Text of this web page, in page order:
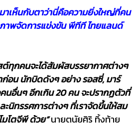
าเห็นกับตาว่านี่คือความยิ่งใหญ่ที่คน
าพจัดการแข่งขัน พีทีที ไทยแลนด์​
ต์ทุกคนจะได้สัมผัสบรรยากาศต่างๆ
อน นักบิดดังๆ อย่าง รอสซี่, มาร์
คนอื่นๆ อีกเกิน 20 คน จะปรากฏตัวที่
นิทรรศการต่างๆ ที่เราจัดขึ้นให้สม
โตจีพี ด้วย”นายตนัยศิริ ทิ้งท้าย